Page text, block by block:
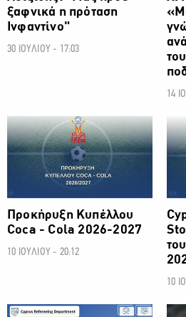
ξαφνικά η πρόταση
Ινφαντίνο"
30 ΙΟΥΛΙΟΥ - 17:03
14
ΠΟΔΟΣΦΑΙΡΟ
Προκήρυξη Κυπέλλου
Coca - Cola 2026-2027
10 ΙΟΥΛΙΟΥ - 20:12
10
ΠΟΔΟΣΦΑΙΡΟ